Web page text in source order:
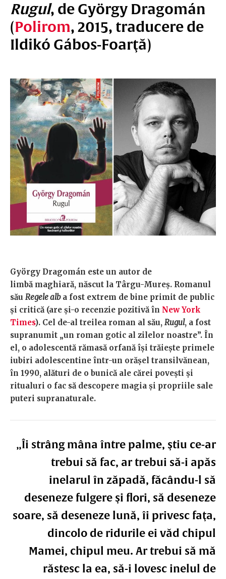
Rugul, de György Dragomán
(Polirom, 2015, traducere de
Ildikó Gábos-Foarţă)
György Dragomán este un autor de
limbă maghiară, născut la Târgu-Mureș. Romanul
său Regele alba fost extrem de bine primit de public
și critică (are și-o recenzie pozitivă în New York
Times). Cel de-al treilea roman al său, Rugul, a fost
supranumit „un roman gotic al zilelor noastre”. În
el, o adolescentă rămasă orfană își trăiește primele
iubiri adolescentine într-un orășel transilvănean,
în 1990, alături de o bunică ale cărei povești și
ritualuri o fac să descopere magia și propriile sale
puteri supranaturale.
„Îi strâng mâna între palme, ştiu ce-ar
trebui să fac, ar trebui să-i apăs
inelarul în zăpadă, făcându-l să
deseneze fulgere şi flori, să deseneze
soare, să deseneze lună, îi privesc faţa,
dincolo de ridurile ei văd chipul
Mamei, chipul meu. Ar trebui să mă
răstesc la ea, să-i lovesc inelul de